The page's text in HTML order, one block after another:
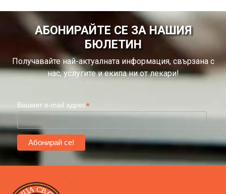
АБОНИРАЙТЕ СЕ ЗА НАШИЯ
БЮЛЕТИН
Получавайте най-актуалната информация, свързана с
нас, услугите и екипа ни от лекари!
Вашият e-mail адрес*